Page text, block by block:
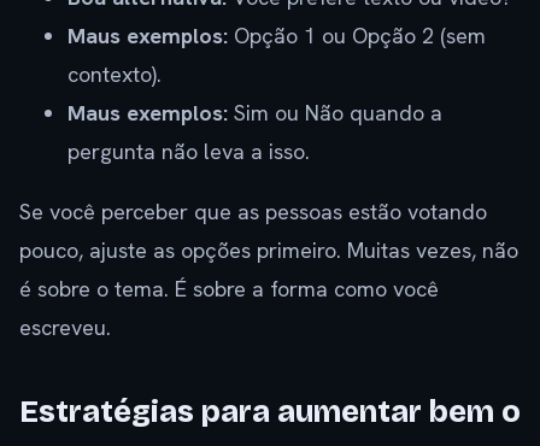
Maus exemplos: Opção 1 ou Opção 2 (sem
contexto).
Maus exemplos: Sim ou Não quando a
pergunta não leva a isso.
Se você perceber que as pessoas estão votando
pouco, ajuste as opções primeiro. Muitas vezes, não
é sobre o tema. É sobre a forma como você
escreveu.
Estratégias para aumentar bem o